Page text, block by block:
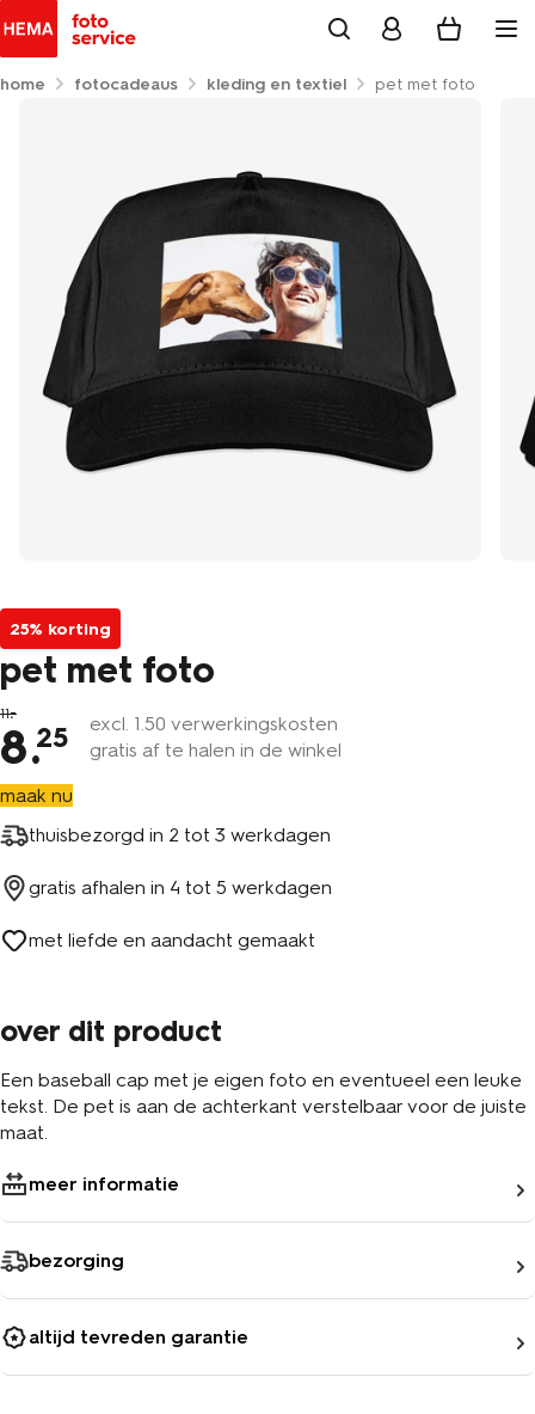
home fotocadeaus kleding en textiel pet met foto
25% korting
pet met foto
11
8.25 excl. 1.50 verwerkingskosten
gratis af te halen in de winkel
maak nu
thuisbezorgd in 2 tot 3 werkdagen
gratis afhalen in 4 tot 5 werkdagen
met liefde en aandacht gemaakt
over dit product
Een baseball cap met je eigen foto en eventueel een leuke
tekst. De pet is aan de achterkant verstelbaar voor de juiste
maat.
meer informatie
bezorging
altijd tevreden garantie